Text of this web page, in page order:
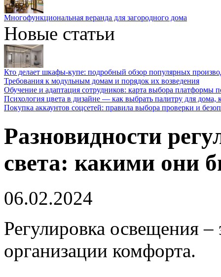
Многофункциональная веранда для загородного дома
Новые статьи
Кто делает шкафы-купе: подробный обзор популярных
Требования к модульным домам и порядок их возведения
Обучение и адаптация сотрудников: карта выбора платформы
Психология цвета в дизайне — как выбрать палитру для дома,
Покупка аккаунтов соцсетей: правила выбора проверки и
Разновидности
света: какими они
06.02.2024
Регулировка освещения
организации комфорта.